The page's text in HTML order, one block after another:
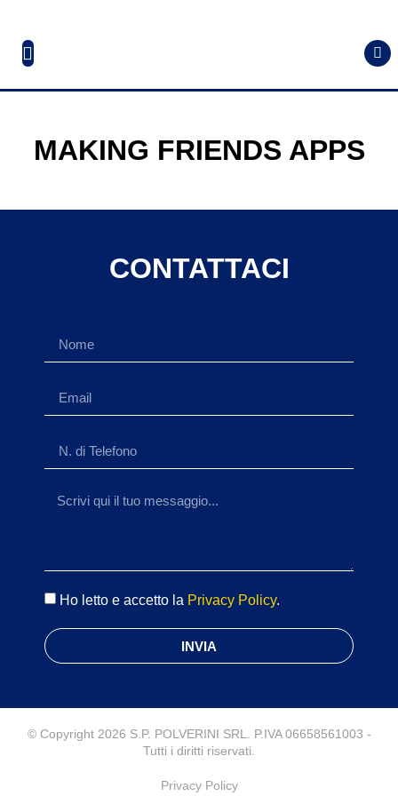
MAKING FRIENDS APPS
CONTATTACI
Ho letto e accetto la Privacy Policy.
INVIA
© Copyright 2026 S.P. POLVERINI SRL. P.IVA 06658561003 -
Tutti i diritti riservati.
Privacy Policy